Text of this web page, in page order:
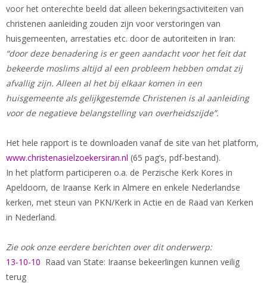
voor het onterechte beeld dat alleen bekeringsactiviteiten van
christenen aanleiding zouden zijn voor verstoringen van
huisgemeenten, arrestaties etc. door de autoriteiten in Iran:
“door deze benadering is er geen aandacht voor het feit dat
bekeerde moslims altijd al een probleem hebben omdat zij
afvallig zijn. Alleen al het bij elkaar komen in een
huisgemeente als gelijkgestemde Christenen is al aanleiding
voor de negatieve belangstelling van overheidszijde”.
Het hele rapport is te downloaden vanaf de site van het platform,
www.christenasielzoekersiran.nl (65 pag’s, pdf-bestand).
In het platform participeren o.a. de Perzische Kerk Kores in
Apeldoorn, de Iraanse Kerk in Almere en enkele Nederlandse
kerken, met steun van PKN/Kerk in Actie en de Raad van Kerken
in Nederland.
Zie ook onze eerdere berichten over dit onderwerp:
13-10-10 Raad van State: Iraanse bekeerlingen kunnen veilig
terug